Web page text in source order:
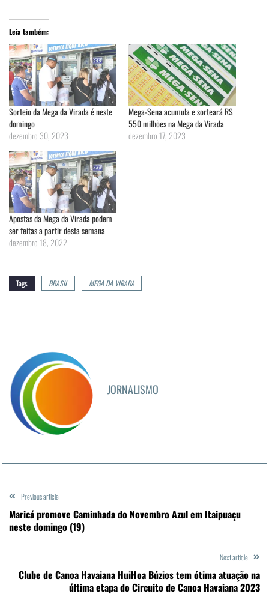
Leia também:
Sorteio da Mega da Virada é neste
domingo
dezembro 30, 2023
Mega-Sena acumula e sorteará R$
550 milhões na Mega da Virada
dezembro 17, 2023
Apostas da Mega da Virada podem
ser feitas a partir desta semana
dezembro 18, 2022
Tags: BRASIL MEGA DA VIRADA
JORNALISMO
Previous article
Maricá promove Caminhada do Novembro Azul em Itaipuaçu
neste domingo (19)
Next article
Clube de Canoa Havaiana HuiHoa Búzios tem ótima atuação na
última etapa do Circuito de Canoa Havaiana 2023